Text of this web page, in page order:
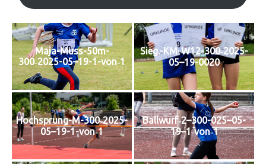
Maja-Muss-50m-
300‑2025-05–19-1-von‑1
Sieg.-KM-W12-300‑2025-
05–19-0020
Hochsprung-M-300‑2025-
05–19-1-von‑1
Ballwurf‑2–300-025–05-
19–1‑von‑1